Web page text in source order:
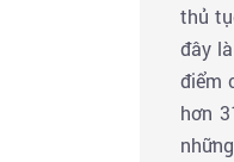
thủ
đây
điểm
hơn